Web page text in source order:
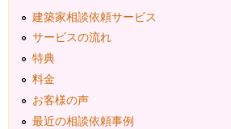
建築家相談依頼サービス
サービスの流れ
特典
料金
お客様の声
最近の相談依頼事例